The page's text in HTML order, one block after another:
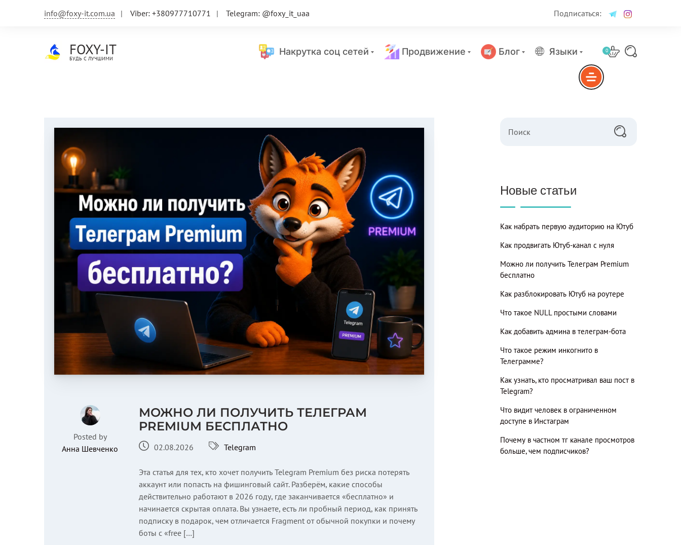
info@foxy-it.com.ua Viber: +380977710771 Telegram: @foxy_it_uaa Подписаться:
FOXY-IT
БУДЬ С ЛУЧШИМИ
Накрутка соц сетей Продвижение Блог Языки 0
Posted by
Анна Шевченко
МОЖНО ЛИ ПОЛУЧИТЬ ТЕЛЕГРАМ
PREMIUM БЕСПЛАТНО
02.08.2026 Telegram
Эта статья для тех, кто хочет получить Telegram Premium без риска потерять
аккаунт или попасть на фишинговый сайт. Разберём, какие способы
действительно работают в 2026 году, где заканчивается «бесплатно» и
начинается скрытая оплата. Вы узнаете, есть ли пробный период, как принять
подписку в подарок, чем отличается Fragment от обычной покупки и почему
боты с «free […]
Новые статьи
Как набрать первую аудиторию на Ютуб
Как продвигать Ютуб-канал с нуля
Можно ли получить Телеграм Premium
бесплатно
Как разблокировать Ютуб на роутере
Что такое NULL простыми словами
Как добавить админа в телеграм-бота
Что такое режим инкогнито в
Телеграмме?
Как узнать, кто просматривал ваш пост в
Telegram?
Что видит человек в ограниченном
доступе в Инстаграм
Почему в частном тг канале просмотров
больше, чем подписчиков?